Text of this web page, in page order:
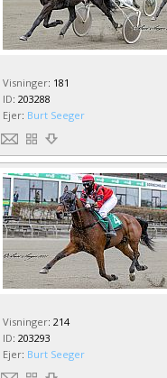
Visninger: 181
ID: 203288
Ejer: Burt Seeger
Visninger: 214
ID: 203293
Ejer: Burt Seeger